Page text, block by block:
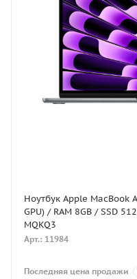
Ноутбук Apple MacBook Air 15 M2 (8-core
GPU) / RAM 8GB / SSD
MQKQ3
Арт.: 11984
Последняя цена продажи